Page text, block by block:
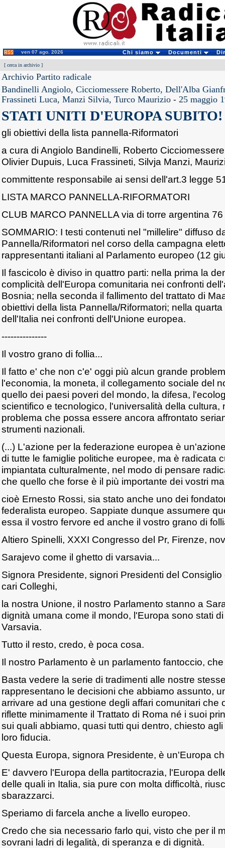
ven 07 ago. 2026 Chi siamo Documenti
[ cerca in archivio ]
Archivio Partito radicale
Bandinelli Angiolo, Cicciomessere Roberto, Dell'Alba
Frassineti Luca, Manzi Silvia, Turco Maurizio - 25 maggio
STATI UNITI D'EUROPA SUBITO!
gli obiettivi della lista pannella-Riformatori
a cura di Angiolo Bandinelli, Roberto
Olivier Dupuis, Luca Frassineti, Silvja Manzi,
committente responsabile ai sensi dell'art.3 legge
LISTA MARCO PANNELLA-RIFORMATORI
CLUB MARCO PANNELLA via di torre argentina
SOMMARIO: I testi contenuti nel "millelire" diffuso
Pannella/Riformatori nel corso della campagna
rappresentanti italiani al Parlamento europeo (12
Il fascicolo è diviso in quattro parti: nella prima la
complicità dell'Europa comunitaria nei confronti
Bosnia; nella seconda il fallimento del trattato di
obiettivi della lista Pannella/Riformatori; nella
dell'Italia nei confronti dell'Unione europea.
---------------
Il vostro grano di follia...
Il fatto e' che non c'e' oggi più alcun grande
l'economia, la moneta, il collegamento sociale del
quello dei paesi poveri del mondo, la difesa,
scientifico e tecnologico, l'universalità della cultura,
problema che possa essere ancora affrontato
strumenti nazionali.
(...) L'azione per la federazione europea è
di tutte le famiglie politiche europee, ma è radicata
impiantata culturalmente, nel modo di pensare
che quello che forse è il più importante dei vostri
cioè Ernesto Rossi, sia stato anche uno dei
federalista europeo. Sappiate dunque assumere
essa il vostro fervore ed anche il vostro grano di
Altiero Spinelli, XXXI Congresso del Pr, Firenze,
Sarajevo come il ghetto di varsavia...
Signora Presidente, signori Presidenti del
cari Colleghi,
la nostra Unione, il nostro Parlamento stanno a
dignità umana come il mondo, l'Europa sono stati
Varsavia.
Tutto il resto, credo, è poca cosa.
Il nostro Parlamento è un parlamento fantoccio,
Basta vedere la serie di tradimenti alle nostre
rappresentano le decisioni che abbiamo assunto,
arrivare ad una gestione degli affari comunitari che
riflette minimamente il Trattato di Roma né i suoi
sui quali abbiamo, quasi tutti qui dentro, chiesto
loro fiducia.
Questa Europa, signora Presidente, è un'Europa
E' davvero l'Europa della partitocrazia, l'Europa
delle quali in Italia, sia pure con molta difficoltà,
sbarazzarci.
Speriamo di farcela anche a livello europeo.
Credo che sia necessario farlo qui, visto che per il
sovrani ladri di legalità, di speranza e di dignità.